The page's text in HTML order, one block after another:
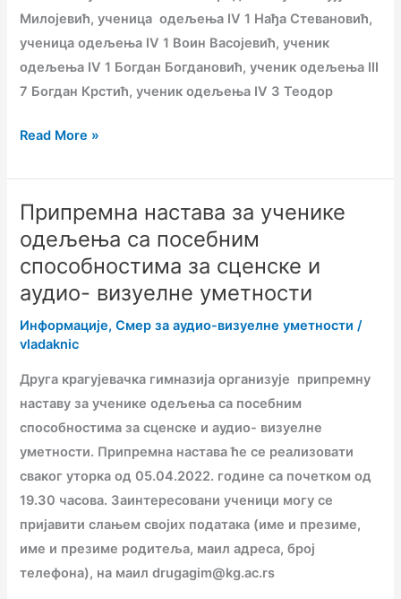
Милојевић, ученица одељења IV 1 Нађа Стевановић,
ученица одељења IV 1 Воин Васојевић, ученик
одељења IV 1 Богдан Богдановић, ученик одељења III
7 Богдан Крстић, ученик одељења IV 3 Теодор
Read More »
Припремна настава за ученике
одељења са посебним
способностима за сценске и
аудио- визуелне уметности
Информације,Смер за аудио-визуелне уметности /
vladaknic
Друга крагујевачка гимназија организује припремну
наставу за ученике одељења са посебним
способностима за сценске и аудио- визуелне
уметности. Припремна настава ће се реализовати
сваког уторка од 05.04.2022. године са почетком од
19.30 часова. Заинтересовани ученици могу се
пријавити слањем својих података (име и презиме,
име и презиме родитеља, маил адреса, број
телефона), на маил drugagim@kg.ac.rs
Припремна
настава
за
одељења
са
посебним
способностима
за
сценске
и
аудио-
визуелне
уметности